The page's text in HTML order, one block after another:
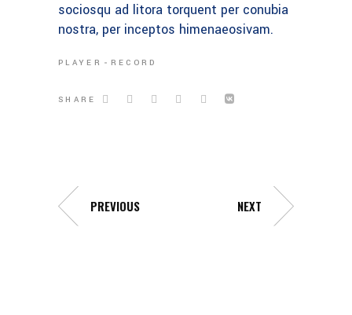
sociosqu ad litora torquent per conubia
nostra, per inceptos himenaeosivam.
PLAYER RECORD
SHARE
PREVIOUS NEXT